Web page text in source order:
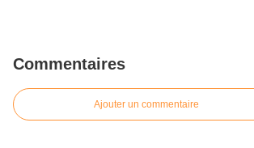
Commentaires
Ajouter un commentaire